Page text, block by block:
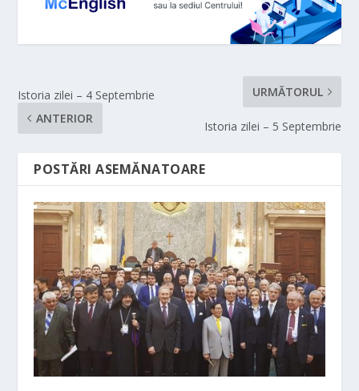
Istoria zilei – 4 Septembrie
ANTERIOR
URMĂTORUL
Istoria zilei – 5 Septembrie
POSTĂRI ASEMĂNATOARE